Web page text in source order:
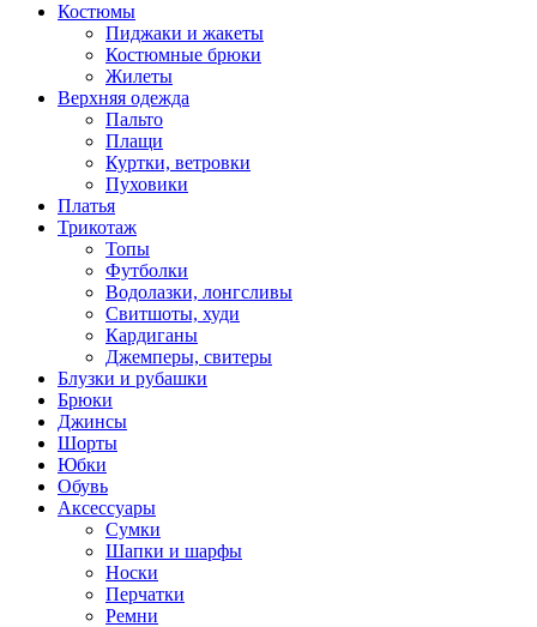
Костюмы
Пиджаки и жакеты
Костюмные брюки
Жилеты
Верхняя одежда
Пальто
Плащи
Куртки, ветровки
Пуховики
Платья
Трикотаж
Топы
Футболки
Водолазки, лонгсливы
Свитшоты, худи
Кардиганы
Джемперы, свитеры
Блузки и рубашки
Брюки
Джинсы
Шорты
Юбки
Обувь
Аксессуары
Сумки
Шапки и шарфы
Носки
Перчатки
Ремни